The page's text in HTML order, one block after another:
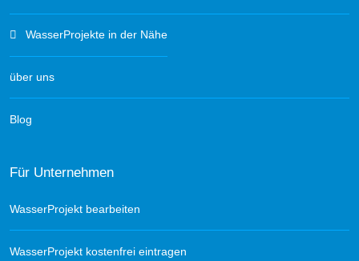
WasserProjekte in der Nähe
über uns
Blog
Für Unternehmen
WasserProjekt bearbeiten
WasserProjekt kostenfrei eintragen